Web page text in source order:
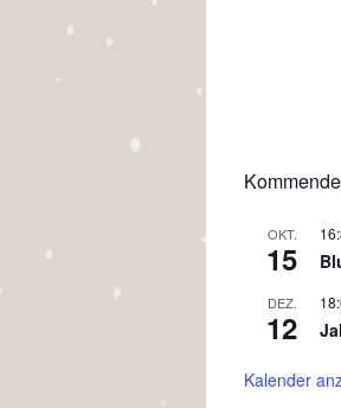
OKT.
15
DEZ.
12
Kalender